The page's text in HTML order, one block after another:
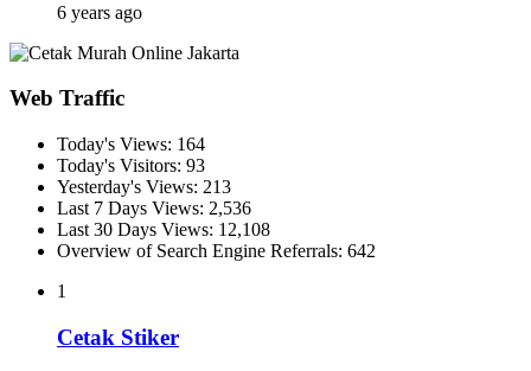
6 years ago
Web Traffic
Today's Views: 164
Today's Visitors: 93
Yesterday's Views: 213
Last 7 Days Views: 2,536
Last 30 Days Views: 12,108
Overview of Search Engine Referrals: 642
1
Cetak Stiker